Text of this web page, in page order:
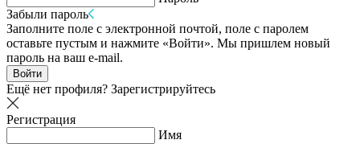
Забыли пароль
Заполните поле с электронной почтой, поле с паролем
оставьте пустым и нажмите «Войти». Мы пришлем новый
пароль на ваш e-mail.
Войти
Ещё нет профиля? Зарегистрируйтесь
Регистрация
Имя